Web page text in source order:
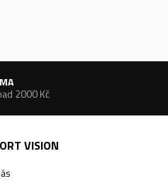
2000 Kč
VISION